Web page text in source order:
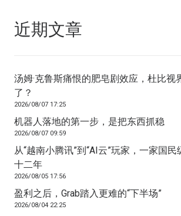
近期文章
汤姆·克鲁斯痛恨的肥皂剧效应，杜比视
了？
2026/08/07 17:25
机器人落地的第一步，是把东西抓稳
2026/08/07 09:59
从“越南小腾讯”到“AI云”玩家，一家国
十二年
2026/08/05 17:56
盈利之后，Grab踏入更难的“下半场”
2026/08/04 22:25